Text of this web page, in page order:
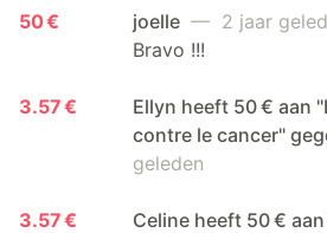
50 € joelle — 2 jaar
Bravo !!!
3.57 €
Ellyn heeft 50 € aan
contre le cancer"
geleden
3.57 €
Celine heeft 50 € aan